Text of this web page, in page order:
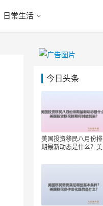
日常生活
今日头条
美国投资移民八月份排
期最新动态是什么？美
前进？